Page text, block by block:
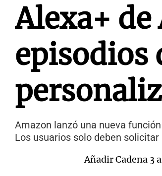
Alexa+
episodios
Amazon lanzó una nueva
Los usuarios solo deben
Añadir Cadena 3 a